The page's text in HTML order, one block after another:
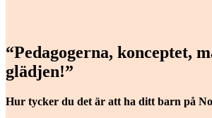
“Pedagogerna, konceptet,
glädjen!”
Hur tycker du det är att ha ditt barn på